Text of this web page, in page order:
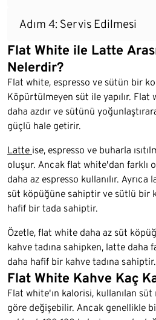
Adım 4: Servis Edilmesi
Flat White ile Latte
Nelerdir?
Flat white, espresso ve sütün bir
Köpürtülmeyen süt ile yapılır. Flat
daha azdır ve sütünü
güçlü hale getirir.
Latte ise, espresso ve buharla
oluşur. Ancak flat white'dan farklı
daha az espresso kullanılır.
süt köpüğüne sahiptir ve sütlü bir
hafif bir tada sahiptir.
Özetle, flat white daha az süt
kahve tadına sahipken, latte daha
daha hafif bir kahve tadına sahiptir.
Flat White Kahve Kaç
Flat white'ın kalorisi, kullanılan süt
göre değişebilir. Ancak genellikle